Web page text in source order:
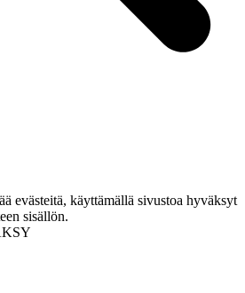
evästeitä, käyttämällä sivustoa hyväksyt
sisällön.